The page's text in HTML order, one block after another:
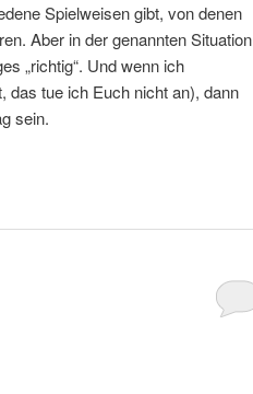
Spielweisen gibt, von denen
Aber in der genannten Situation
„richtig“. Und wenn ich
das tue ich Euch nicht an), dann
sein.